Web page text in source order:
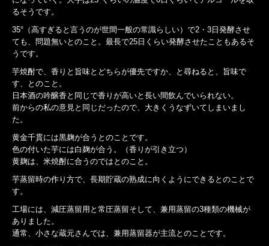
るそうです。
35°（高すぎると言うのが世間一般の常識らしい）で2・3日発酵させ
ても、問題無いとのこと。最長で25日くらい発酵させたこともあるそ
うです。
芋焼酎で、香りと旨味とどちらが優先ですか、と尋ねると、旨味で
す、とのこと。
日本酒の吟醸香と同じで香りが高いと長い間飲んでいられない。
前からの私の意見と同じだったので、大きくうなずいてしまいまし
た。
黄金千貫には黒麹が合うとのことです。
色の付いた芋には白麹が合う。（香りが引き立つ）
黄麹は、米焼酎に合うのではとのこと。
芋蒸留時の作り方で、長期貯蔵の熟成に向くようにできるとのことで
す。
工場には、減圧蒸留用と常圧蒸留そして、兼用蒸留の3種類の機械が
ありました。
通常、小さな蔵元さんでは、兼用蒸留器が主流とのことです。